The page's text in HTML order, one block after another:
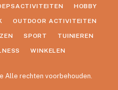
HOBBY
OUTDOOR ACTIVITEITEN
SPORT TUINIEREN
WINKELEN
rechten voorbehouden.